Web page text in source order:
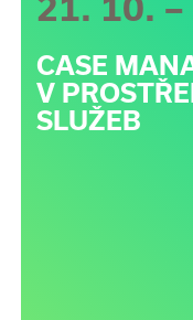
21. 10.
CASE
V
SLUŽEB